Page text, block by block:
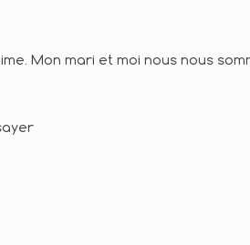
Mon mari et moi nous nous